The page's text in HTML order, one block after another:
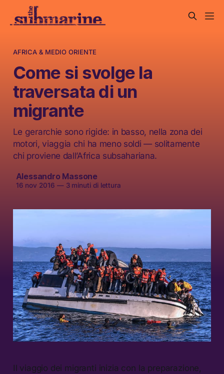
AFRICA & MEDIO ORIENTE
Come si svolge la
traversata di un
migrante
Le gerarchie sono rigide: in basso, nella zona dei
motori, viaggia chi ha meno soldi — solitamente
chi proviene dall’Africa subsahariana.
Alessandro Massone
16 nov 2016 —3 minuti di lettura
Il viaggio dei migranti inizia con la preparazione,